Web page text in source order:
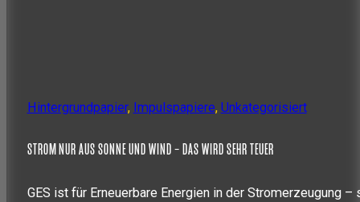
Hintergrundpapier, Impulspapiere, Unkategorisiert
STROM NUR AUS SONNE UND WIND – DAS WIRD SEHR TEUER
GES ist für Erneuerbare Energien in der Stromerzeugung